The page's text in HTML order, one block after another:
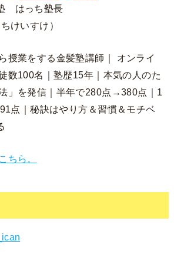
はっち塾長
けいすけ）
授業をする金髪塾講師｜ オンライ
数100名｜塾歴15年｜本気の人のた
」を発信｜半年で280点→380点｜1
点｜秘訣はやり方＆習慣＆モチベ
こちら。